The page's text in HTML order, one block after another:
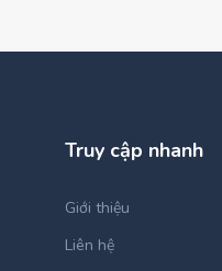
Truy cập nhanh
Giới thiệu
Liên hệ